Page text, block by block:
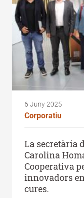
6 Juny 2025
Corporatiu
La secretària
Carolina
Cooperativa
innovadors
cures.